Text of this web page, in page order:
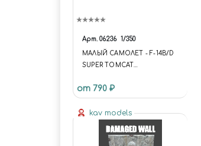
Арт. 06236 1/350
МАЛЫЙ САМОЛЕТ - F-14B/D
SUPER TOMCAT
AIRCRAFT - F-14B/D SUPER
TOMCAT (CONSOLIDATED)
от 790 ₽
kav models